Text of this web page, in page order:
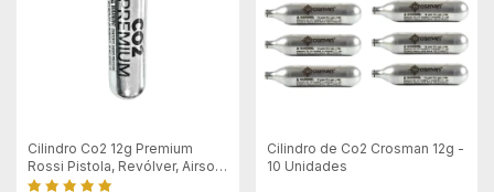
Cilindro Co2 12g Premium
Rossi Pistola, Revólver, Airsoft
e Airgun - Unitário
Cilindro de Co2 Crosman 12g -
10 Unidades